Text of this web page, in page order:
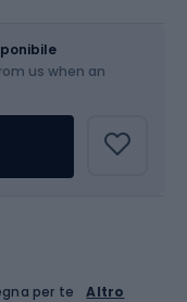
us when an
per te
Altro